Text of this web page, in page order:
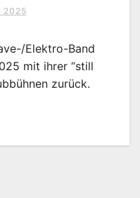
2025
Elektro-Band
mit ihrer “still
zurück.